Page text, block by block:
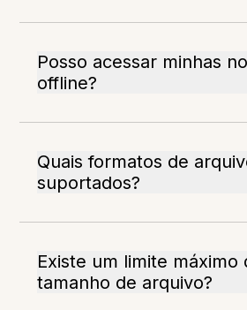
Posso acessar minhas
offline?
Quais formatos de
suportados?
Existe um limite máximo
tamanho de arquivo?